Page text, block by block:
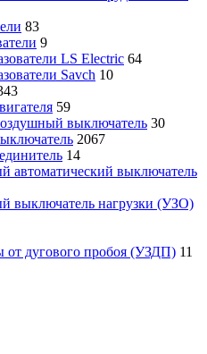
83
9
LS Electric 64
Savch 10
59
выключатель 30
2067
14
автоматический выключатель
выключатель нагрузки (УЗО)
от дугового пробоя (УЗДП) 11